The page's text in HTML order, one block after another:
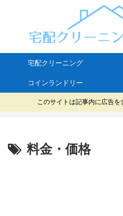
宅配クリーニング
コインランドリー
このサイトは記事内に広告を
料金・価格